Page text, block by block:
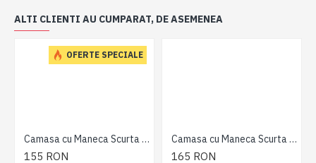
ALTI CLIENTI AU CUMPARAT, DE ASEMENEA
OFERTE SPECIALE
Camasa cu Maneca Scurta Print din bumbac Albastru - DOBBY PRINT SHIRT BLUE - 2XL 3XL 4XL 5XL 6XL 7XL
155 RON
Camasa cu Maneca Scurta Retro Kaki - RETRO STRECH SHIRT KAKI - 2XL 3XL 4XL 5XL 6XL 7XL
165 RON